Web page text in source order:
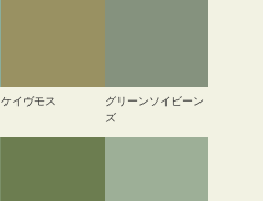
ケイヴモス
グリーンソイビーン
ズ